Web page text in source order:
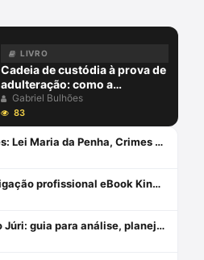
LIVRO
Cadeia de custódia à prova de
adulteração: como a
blockchain pode garantir a
integridade da prova no
processo penal - julho 2024
Gabriel Bulhões
83
Crimes Contra Mulheres: Lei Maria da Penha, Crimes Sexuais e Feminicídio (2023) Capa comum 8 janeiro 2023
OSINT do zero à investigação profissional eBook Kindle
A defesa no Tribunal do Júri: guia para análise, planejamento e estratégias - junho 2024